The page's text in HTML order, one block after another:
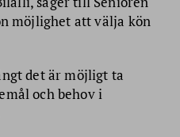
Svensson
Tranemo Tidning)
möjlighet att välja kön
det är möjligt ta
och behov i